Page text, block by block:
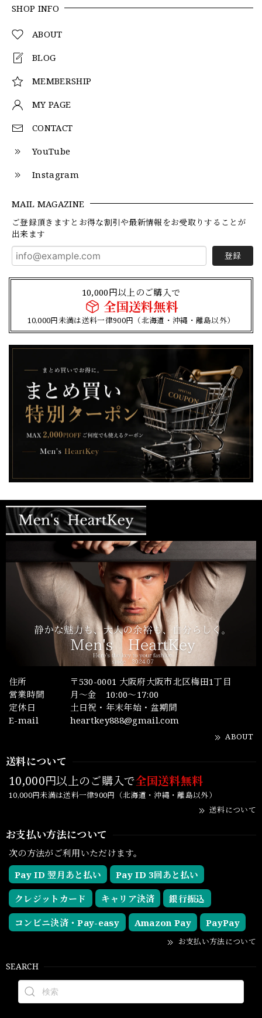
SHOP INFO
ABOUT
BLOG
MEMBERSHIP
MY PAGE
CONTACT
YouTube
Instagram
MAIL MAGAZINE
ご登録頂きますとお得な割引や最新情報をお受取りすることが
出来ます
登録
10,000円以上のご購入で
全国送料無料
10,000円未満は送料一律900円（北海道・沖縄・離島以外）
住所
〒530-0001 大阪府大阪市北区梅田1丁目
営業時間
月～金 10:00～17:00
定休日
土日祝・年末年始・盆期間
E-mail
heartkey888@gmail.com
ABOUT
送料について
10,000円以上のご購入で全国送料無料
10,000円未満は送料一律900円（北海道・沖縄・離島以外）
送料について
お支払い方法について
次の方法がご利用いただけます。
Pay ID 翌月あと払い
Pay ID 3回あと払い
クレジットカード キャリア決済 銀行振込
コンビニ決済・Pay-easy Amazon Pay PayPay
お支払い方法について
SEARCH